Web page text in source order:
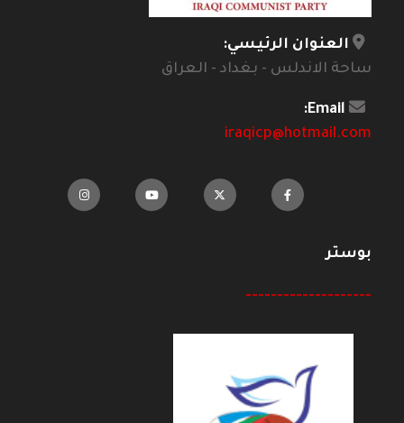
العنوان الرئيسي:
ساحة الاندلس - بغداد - العراق
Email:
iraqicp@hotmail.com
بوستر
--------------------